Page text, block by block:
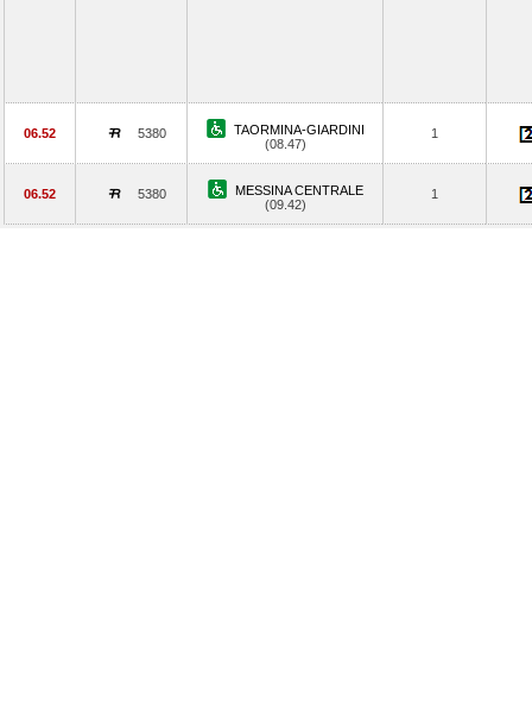
06.52 5380
TAORMINA-GIARDINI
(08.47)
1
06.52 5380
MESSINA CENTRALE
(09.42)
1